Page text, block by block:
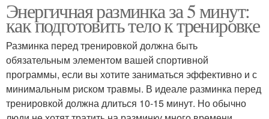
Энергичная разминка за 5 минут:
как подготовить тело к тренировке
Разминка перед тренировкой должна быть
обязательным элементом вашей спортивной
программы, если вы хотите заниматься эффективно и с
минимальным риском травмы. В идеале разминка перед
тренировкой должна длиться 10-15 минут. Но обычно